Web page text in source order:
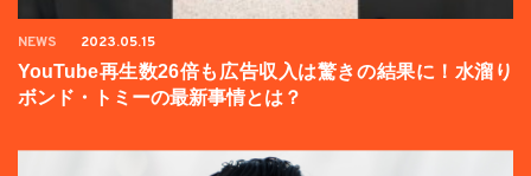
NEWS 2023.05.15
YouTube再生数26倍も広告収入は驚きの結果に！水溜り
ボンド・トミーの最新事情とは？